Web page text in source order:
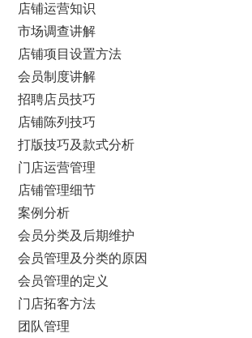
店铺运营知识
市场调查讲解
店铺项目设置方法
会员制度讲解
招聘店员技巧
店铺陈列技巧
打版技巧及款式分析
门店运营管理
店铺管理细节
案例分析
会员分类及后期维护
会员管理及分类的原因
会员管理的定义
门店拓客方法
团队管理